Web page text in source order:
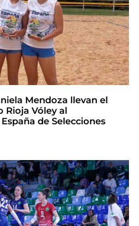
Mendoza llevan el
Rioja Vóley al
de Selecciones